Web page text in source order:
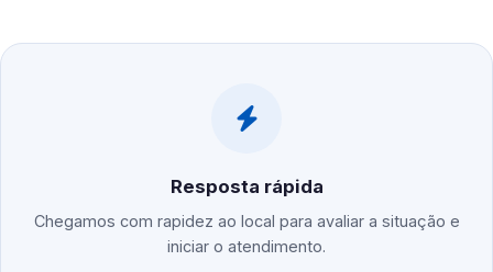
Resposta rápida
Chegamos com rapidez ao local para avaliar a situação e
iniciar o atendimento.